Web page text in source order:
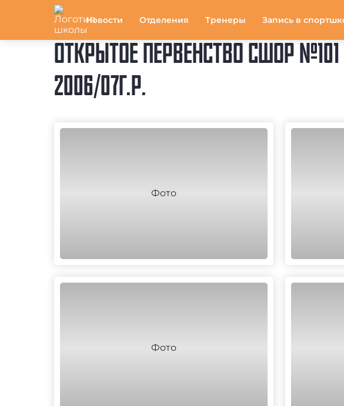
Новости Отделения Тренеры Запись в
ОТКРЫТОЕ ПЕРВЕНСТВО СШОР
2006/07Г.Р.